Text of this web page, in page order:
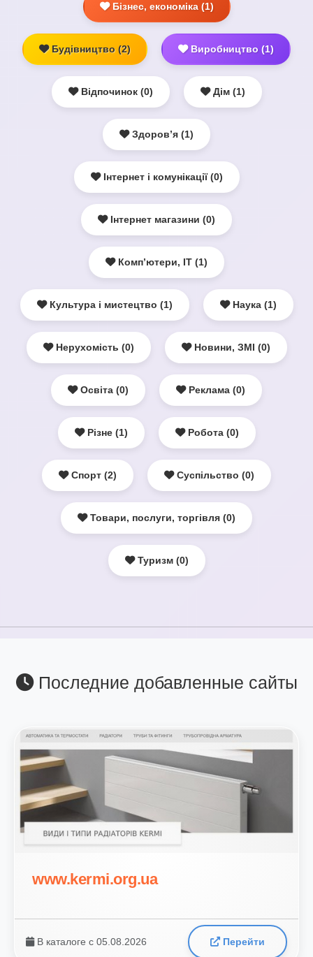
Бізнес, економіка (1)
Будівництво (2) Виробництво (1)
Відпочинок (0) Дім (1)
Здоров’я (1)
Інтернет і комунікації (0)
Інтернет магазини (0)
Комп’ютери, ІТ (1)
Культура і мистецтво (1) Наука (1)
Нерухомість (0) Новини, ЗМІ (0)
Освіта (0) Реклама (0)
Різне (1) Робота (0)
Спорт (2) Суспільство (0)
Товари, послуги, торгівля (0)
Туризм (0)
Последние добавленные сайты
www.kermi.org.ua
В каталоге с 05.08.2026 Перейти